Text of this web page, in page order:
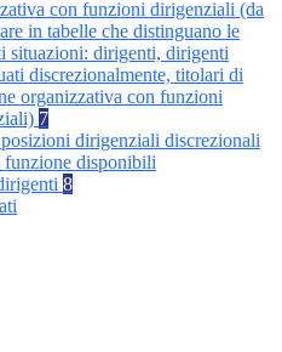
con funzioni dirigenziali (da
in tabelle che distinguano le
situazioni: dirigenti, dirigenti
discrezionalmente, titolari di
organizzativa con funzioni
7
dirigenziali discrezionali
funzione disponibili
8